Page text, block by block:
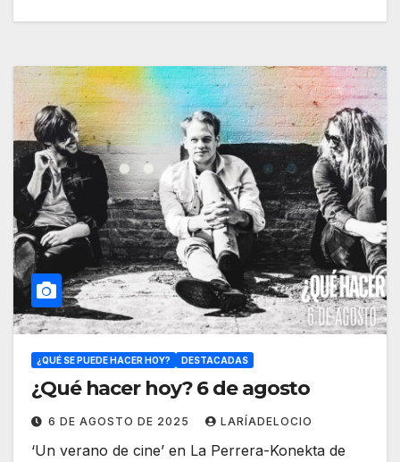
¿QUÉ SE PUEDE HACER HOY? DESTACADAS
¿Qué hacer hoy? 6 de agosto
6 DE AGOSTO DE 2025 LARÍADELOCIO
‘Un verano de cine’ en La Perrera-Konekta de